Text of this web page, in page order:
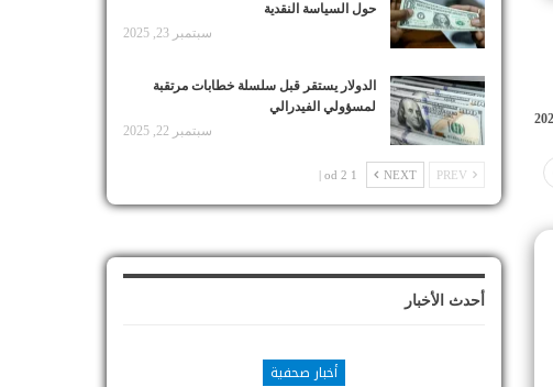
حول السياسة النقدية
سبتمبر 23, 2025
الدولار يستقر قبل سلسلة خطابات مرتقبة
لمسؤولي الفيدرالي
سبتمبر 22, 2025
NEXT
1 od 2 |
أحدث الأخبار
أخبار صحفية